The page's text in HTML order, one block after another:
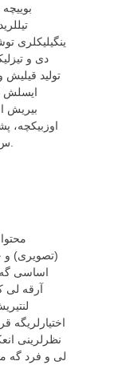
دی و
تولید قیلیش
ایسلش
بیریش
اوزبیکچه،
(تصویری) و
اساسی گه
آرقه لی
اختیارلریگه
نظرلرینی
لی و فرد گه